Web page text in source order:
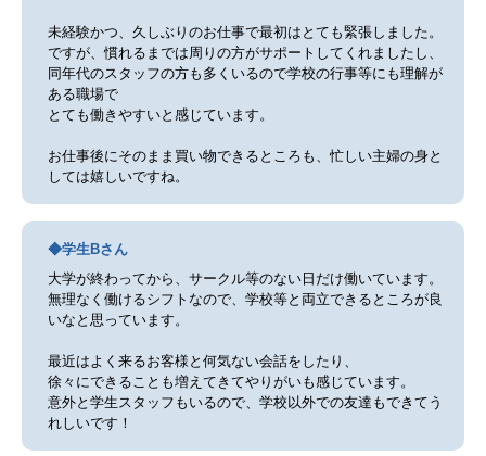
未経験かつ、久しぶりのお仕事で最初はとても緊張しました。
ですが、慣れるまでは周りの方がサポートしてくれましたし、
同年代のスタッフの方も多くいるので学校の行事等にも理解が
ある職場で
とても働きやすいと感じています。
お仕事後にそのまま買い物できるところも、忙しい主婦の身と
しては嬉しいですね。
◆学生Bさん
大学が終わってから、サークル等のない日だけ働いています。
無理なく働けるシフトなので、学校等と両立できるところが良
いなと思っています。
最近はよく来るお客様と何気ない会話をしたり、
徐々にできることも増えてきてやりがいも感じています。
意外と学生スタッフもいるので、学校以外での友達もできてう
れしいです！